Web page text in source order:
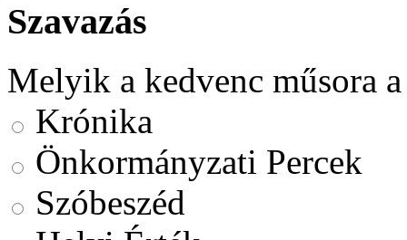
Szavazás
Melyik a kedvenc műsora
Krónika
Önkormányzati Percek
Szóbeszéd